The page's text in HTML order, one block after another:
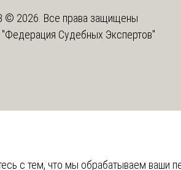
2026. Все права защищены
Судебных Экспертов"
с тем, что мы обрабатываем ваши